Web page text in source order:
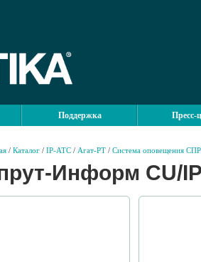
Поддержка Пресс-
/ Каталог / IP-АТС / Агат-РТ / Система оповещения
Информ CU/